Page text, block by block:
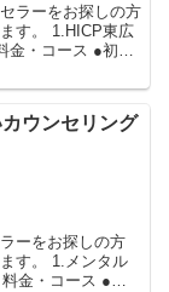
ラーをお探しの方
す。 1.HICP東広
カウンセリング
ーをお探しの方
す。 1.メンタル